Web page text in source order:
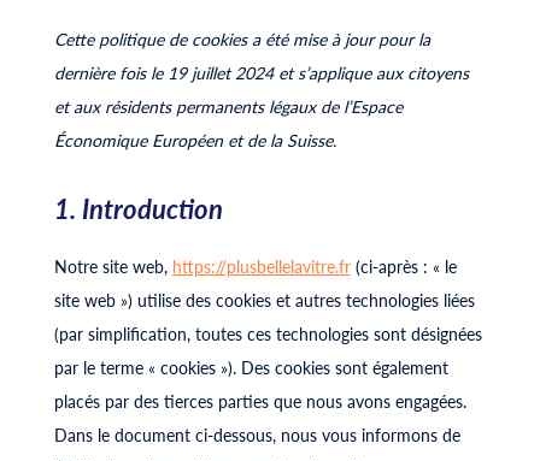
Cette politique de cookies a été mise à jour pour la
dernière fois le 19 juillet 2024 et s’applique aux citoyens
et aux résidents permanents légaux de l’Espace
Économique Européen et de la Suisse.
1. Introduction
Notre site web, https://plusbellelavitre.fr(ci-après : « le
site web ») utilise des cookies et autres technologies liées
(par simplification, toutes ces technologies sont désignées
par le terme « cookies »). Des cookies sont également
placés par des tierces parties que nous avons engagées.
Dans le document ci-dessous, nous vous informons de